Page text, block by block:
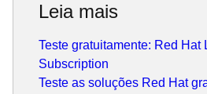
the developer experience by
development platforms (IDP).
Leia mais
Teste gratuitamente: Red Hat
Subscription
Teste as soluções Red Hat